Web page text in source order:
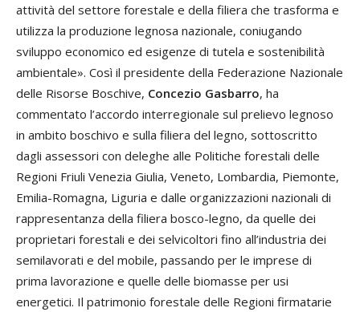
attività del settore forestale e della filiera che trasforma e
utilizza la produzione legnosa nazionale, coniugando
sviluppo economico ed esigenze di tutela e sostenibilità
ambientale». Così il presidente della Federazione Nazionale
delle Risorse Boschive, Concezio Gasbarro, ha
commentato l’accordo interregionale sul prelievo legnoso
in ambito boschivo e sulla filiera del legno, sottoscritto
dagli assessori con deleghe alle Politiche forestali delle
Regioni Friuli Venezia Giulia, Veneto, Lombardia, Piemonte,
Emilia-Romagna, Liguria e dalle organizzazioni nazionali di
rappresentanza della filiera bosco-legno, da quelle dei
proprietari forestali e dei selvicoltori fino all’industria dei
semilavorati e del mobile, passando per le imprese di
prima lavorazione e quelle delle biomasse per usi
energetici. Il patrimonio forestale delle Regioni firmatarie